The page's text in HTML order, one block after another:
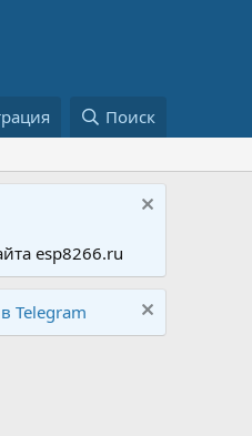
Поиск
esp8266.ru
Telegram